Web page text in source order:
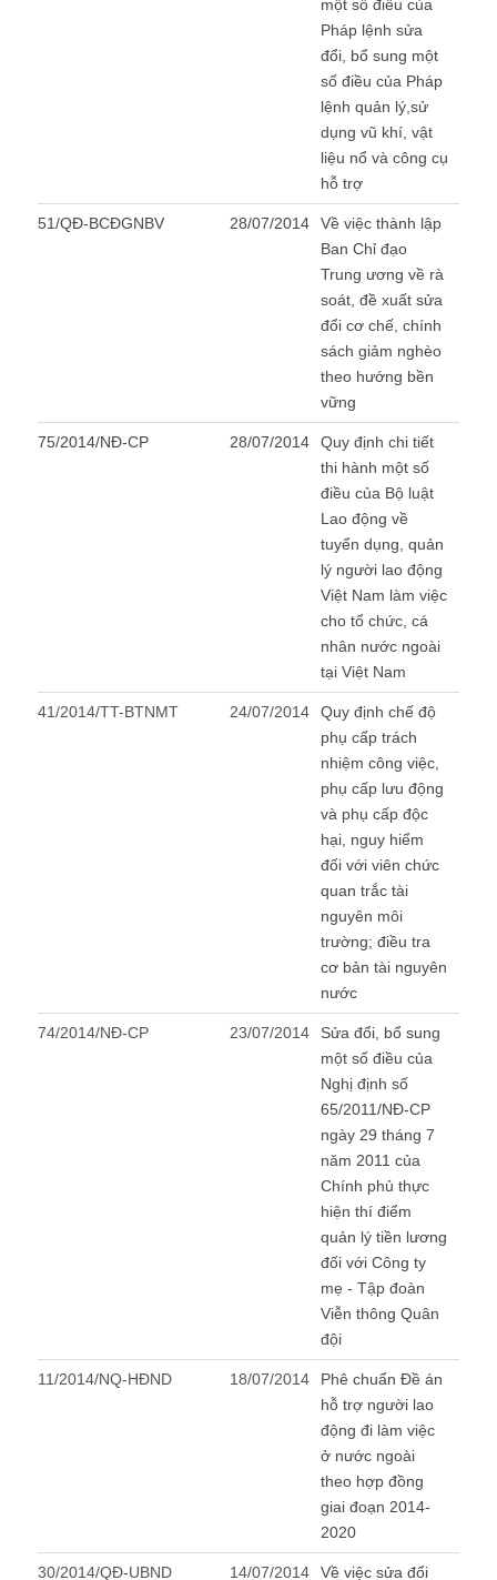
một số điều của
Pháp lệnh sửa
đổi, bổ sung một
số điều của Pháp
lệnh quản lý,sử
dụng vũ khí, vật
liệu nổ và công cụ
hỗ trợ
51/QĐ-BCĐGNBV 28/07/2014
Về việc thành lập
Ban Chỉ đạo
Trung ương về rà
soát, đề xuất sửa
đổi cơ chế, chính
sách giảm nghèo
theo hướng bền
vững
75/2014/NĐ-CP 28/07/2014
Quy định chi tiết
thi hành một số
điều của Bộ luật
Lao động về
tuyển dụng, quản
lý người lao động
Việt Nam làm việc
cho tổ chức, cá
nhân nước ngoài
tại Việt Nam
41/2014/TT-BTNMT 24/07/2014
Quy định chế độ
phụ cấp trách
nhiệm công việc,
phụ cấp lưu động
và phụ cấp độc
hại, nguy hiểm
đối với viên chức
quan trắc tài
nguyên môi
trường; điều tra
cơ bản tài nguyên
nước
74/2014/NĐ-CP 23/07/2014
Sửa đổi, bổ sung
một số điều của
Nghị định số
65/2011/NĐ-CP
ngày 29 tháng 7
năm 2011 của
Chính phủ thực
hiện thí điểm
quản lý tiền lương
đối với Công ty
mẹ - Tập đoàn
Viễn thông Quân
đội
11/2014/NQ-HĐND 18/07/2014
Phê chuẩn Đề án
hỗ trợ người lao
động đi làm việc
ở nước ngoài
theo hợp đồng
giai đoạn 2014-
2020
30/2014/QĐ-UBND 14/07/2014
Về việc sửa đổi